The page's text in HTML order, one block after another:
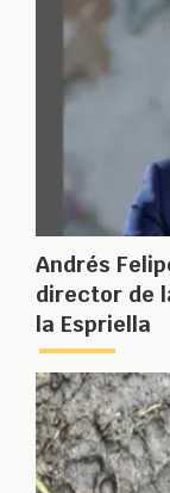
Andrés
director de
la Espriella